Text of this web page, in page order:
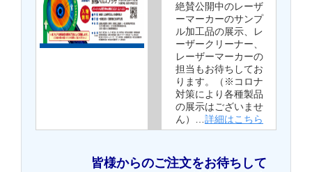
絶賛公開中のレーザ
ーマーカーのサンプ
ル加工品の展示、レ
ーザークリーナー、
レーザーマーカーの
担当もお待ちしてお
ります。（※コロナ
対策により各種製品
の展示はございませ
ん）… 詳細はこちら
皆様からのご注文をお待ちして